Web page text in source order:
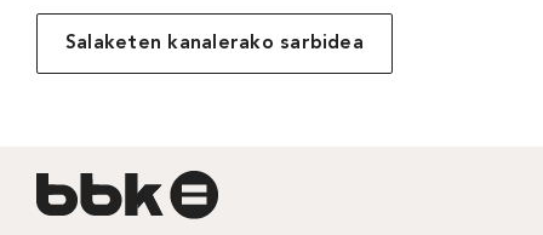
Salaketen kanalerako sarbidea